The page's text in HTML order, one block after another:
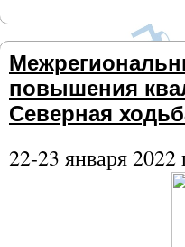
повышения
Северная
22-23 января 2022